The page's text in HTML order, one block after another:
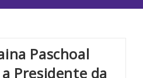
Paschoal
Presidente da